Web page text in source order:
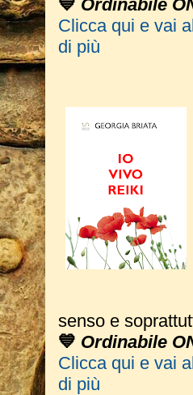
💙 Ordinabile
Clicca qui e vai
di più
senso e
💙 Ordinabile
Clicca qui e vai
di più